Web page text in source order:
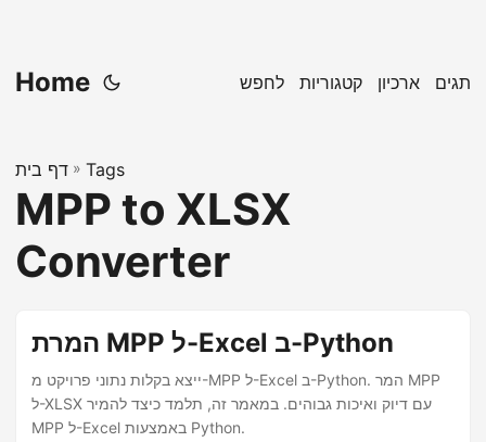
Home לחפש קטגוריות ארכיון תגים
דף בית » Tags
MPP to XLSX
Converter
המרת MPP ל-Excel ב-Python
ייצא בקלות נתוני פרויקט מ-MPP ל-Excel ב-Python. המר MPP
ל-XLSX עם דיוק ואיכות גבוהים. במאמר זה, תלמד כיצד להמיר
MPP ל-Excel באמצעות Python.